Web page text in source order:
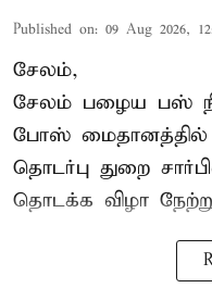
Published on: 09 Aug 2026,
சேலம்,
சேலம் பழைய பஸ்
போஸ் மைதானத்தில்
தொடர்பு துறை
தொடக்க விழா